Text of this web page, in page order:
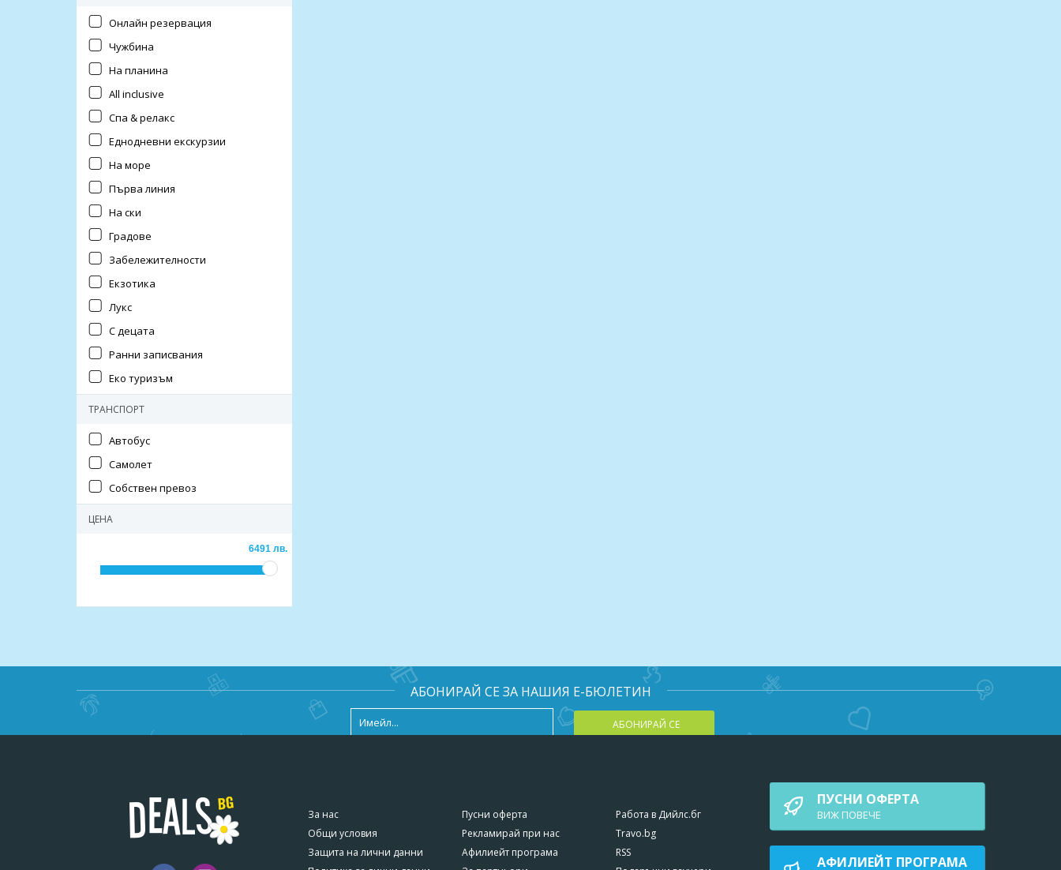
Онлайн резервация
Чужбина
На планина
All inclusive
Спа & релакс
Еднодневни екскурзии
На море
Първа линия
На ски
Градове
Забележителности
Екзотика
Лукс
С децата
Ранни записвания
Еко туризъм
ТРАНСПОРТ
Автобус
Самолет
Собствен превоз
ЦЕНА
6491 лв.
АБОНИРАЙ СЕ ЗА НАШИЯ Е-БЮЛЕТИН
АБОНИРАЙ СЕ
За нас
Общи условия
Защита на лични данни
Пусни оферта
Рекламирай при нас
Афилиейт програма
Работа в Дийлс.бг
Travo.bg
RSS
ПУСНИ ОФЕРТА
ВИЖ ПОВEЧЕ
АФИЛИЕЙТ ПРОГРАМА